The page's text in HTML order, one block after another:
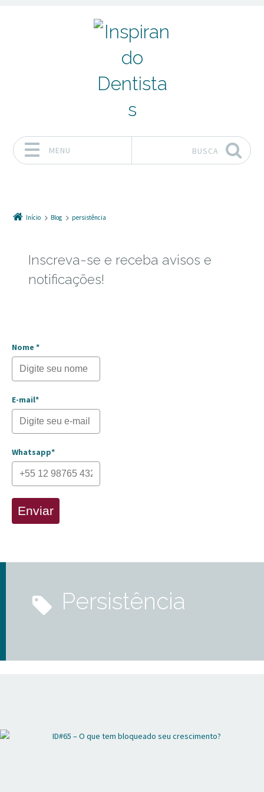
MENU BUSCA
Início Blog persistência
Inscreva-se e receba avisos e
notificações!
Nome *
E-mail*
Whatsapp*
Enviar
persistência